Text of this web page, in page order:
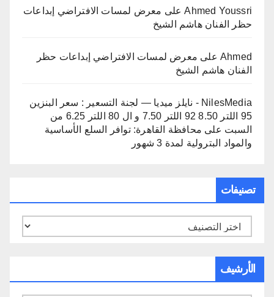
Ahmed Youssriعلى معرض لمسات الافتراضي إبداعات
حظر الفنان هاشم الشيخ
Ahmed على معرض لمسات الافتراضي إبداعات حظر
الفنان هاشم الشيخ
NilesMedia - نايلز ميديا — لجنة التسعير : سعر البنزين
95 اللتر 8.50 92 اللتر 7.50 و ال 80 اللتر 6.25 من
السبت على محافظة القاهرة: توافر السلع الأساسية
والمواد البترولية لمدة 3 شهور
تصنيفات
تصنيفات
الأرشيف